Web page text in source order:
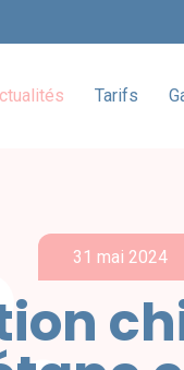
Tarifs
31 mai 2024